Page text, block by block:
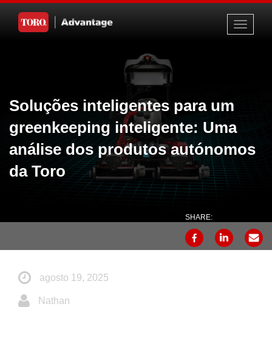
Toggle
Soluções inteligentes para um
greenkeeping inteligente: Uma
análise dos produtos autónomos
da Toro
SHARE:
agosto 19, 2025
Nathan